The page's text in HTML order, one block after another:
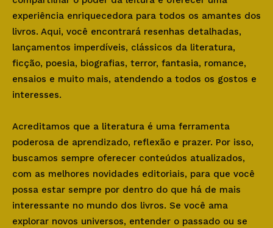
experiência enriquecedora para todos os amantes dos
livros. Aqui, você encontrará resenhas detalhadas,
lançamentos imperdíveis, clássicos da literatura,
ficção, poesia, biografias, terror, fantasia, romance,
ensaios e muito mais, atendendo a todos os gostos e
interesses.
Acreditamos que a literatura é uma ferramenta
poderosa de aprendizado, reflexão e prazer. Por isso,
buscamos sempre oferecer conteúdos atualizados,
com as melhores novidades editoriais, para que você
possa estar sempre por dentro do que há de mais
interessante no mundo dos livros. Se você ama
explorar novos universos, entender o passado ou se